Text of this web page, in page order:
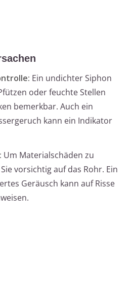
Ein undichter Siphon
oder feuchte Stellen
bemerkbar. Auch ein
kann ein Indikator
Um Materialschäden zu
vorsichtig auf das Rohr. Ein
Geräusch kann auf Risse